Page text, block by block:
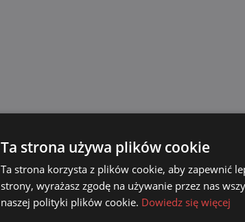
Ta strona używa plików cookie
Ta strona korzysta z plików cookie, aby zapewnić
strony, wyrażasz zgodę na używanie przez nas
naszej polityki plików cookie. Dowiedz się więcej